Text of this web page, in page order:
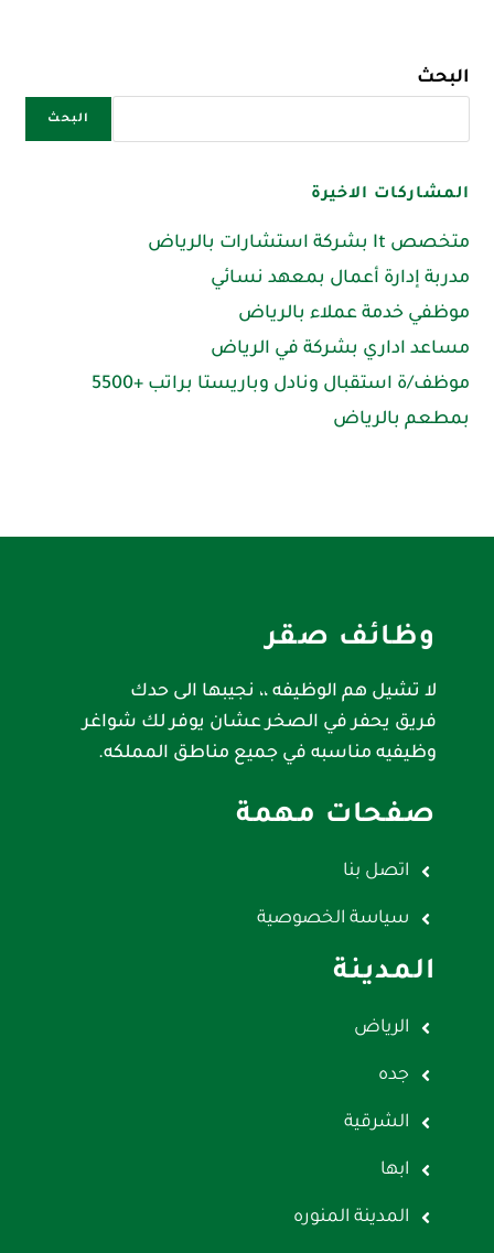
البحث
البحث
المشاركات الاخيرة
متخصص It بشركة استشارات بالرياض
مدربة إدارة أعمال بمعهد نسائي
موظفي خدمة عملاء بالرياض
مساعد اداري بشركة في الرياض
موظف/ة استقبال ونادل وباريستا براتب +5500
بمطعم بالرياض
وظائف صقر
لا تشيل هم الوظيفه ،، نجيبها الى حدك
فريق يحفر في الصخر عشان يوفر لك شواغر
وظيفيه مناسبه في جميع مناطق المملكه.
صفحات مهمة
اتصل بنا
سياسة الخصوصية
المدينة
الرياض
جده
الشرقية
ابها
المدينة المنوره